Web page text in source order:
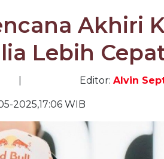
Akhiri
Lebih
Editor: Alvin
2025,17:06 WIB